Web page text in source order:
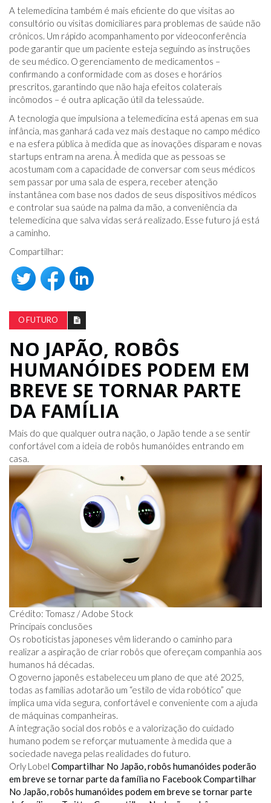
A telemedicina também é mais eficiente do que visitas ao
consultório ou visitas domiciliares para problemas de saúde não
crônicos. Um rápido acompanhamento por videoconferência
pode garantir que um paciente esteja seguindo as instruções
de seu médico. O gerenciamento de medicamentos –
confirmando a conformidade com as doses e horários
prescritos, garantindo que não haja efeitos colaterais
incômodos – é outra aplicação útil da telessaúde.
A tecnologia que impulsiona a telemedicina está apenas em sua
infância, mas ganhará cada vez mais destaque no campo médico
e na esfera pública à medida que as inovações disparam e novas
startups entram na arena. À medida que as pessoas se
acostumam com a capacidade de conversar com seus médicos
sem passar por uma sala de espera, receber atenção
instantânea com base nos dados de seus dispositivos médicos
e controlar sua saúde na palma da mão, a conveniência da
telemedicina que salva vidas será realizado. Esse futuro já está
a caminho.
Compartilhar:
O FUTURO
NO JAPÃO, ROBÔS
HUMANÓIDES PODEM EM
BREVE SE TORNAR PARTE
DA FAMÍLIA
Mais do que qualquer outra nação, o Japão tende a se sentir
confortável com a ideia de robôs humanóides entrando em
casa.
Crédito: Tomasz / Adobe Stock
Principais conclusões
Os roboticistas japoneses vêm liderando o caminho para
realizar a aspiração de criar robôs que ofereçam companhia aos
humanos há décadas.
O governo japonês estabeleceu um plano de que até 2025,
todas as famílias adotarão um “estilo de vida robótico” que
implica uma vida segura, confortável e conveniente com a ajuda
de máquinas companheiras.
A integração social dos robôs e a valorização do cuidado
humano podem se reforçar mutuamente à medida que a
sociedade navega pelas realidades do futuro.
Orly Lobel Compartilhar No Japão, robôs humanóides poderão
em breve se tornar parte da família no FacebookCompartilhar
No Japão, robôs humanóides podem em breve se tornar parte